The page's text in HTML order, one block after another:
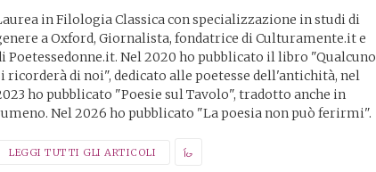
in Filologia Classica con specializzazione in studi di
a Oxford, Giornalista, fondatrice di Culturamente.it e
Poetessedonne.it. Nel 2020 ho pubblicato il libro "Qualcuno
ricorderà di noi", dedicato alle poetesse dell'antichità, nel
ho pubblicato "Poesie sul Tavolo", tradotto anche in
Nel 2026 ho pubblicato "La poesia non può ferirmi".
LEGGI TUTTI GLI ARTICOLI